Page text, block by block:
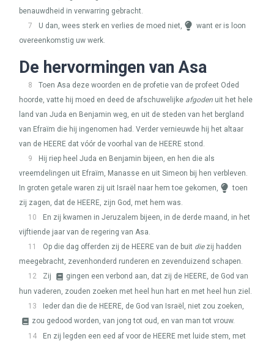
benauwdheid in verwarring gebracht.
7
U dan, wees sterk en verlies de moed niet,
want er is loon
overeenkomstig uw werk.
De hervormingen van Asa
8
Toen Asa deze woorden en de profetie van de profeet Oded
hoorde, vatte hij moed en deed de afschuwelijke afgoden uit het hele
land van Juda en Benjamin weg, en uit de steden van het bergland
van Efraïm die hij ingenomen had. Verder vernieuwde hij het altaar
van de HEERE dat vóór de voorhal van de HEERE stond.
9
Hij riep heel Juda en Benjamin bijeen, en hen die als
vreemdelingen uit Efraïm, Manasse en uit Simeon bij hen verbleven.
In groten getale waren zij uit Israël naar hem toe gekomen,
toen
zij zagen, dat de HEERE, zijn God, met hem was.
10
En zij kwamen in Jeruzalem bijeen, in de derde maand, in het
vijftiende jaar van de regering van Asa.
11
Op die dag offerden zij de HEERE van de buit diezij hadden
meegebracht, zevenhonderd runderen en zevenduizend schapen.
12
Zij gingen een verbond aan, dat zij de HEERE, de God van
hun vaderen, zouden zoeken met heel hun hart en met heel hun ziel.
13
Ieder dan die de HEERE, de God van Israël, niet zou zoeken,
zou gedood worden, van jong tot oud, en van man tot vrouw.
14
En zij legden een eed af voor de HEERE met luide stem, met